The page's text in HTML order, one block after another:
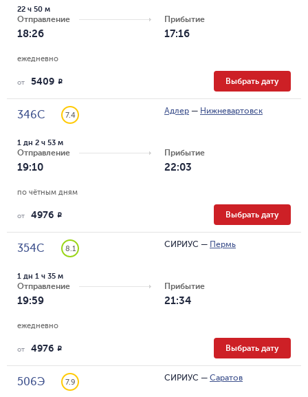
Отправление
18:26
22 ч 50 м
Прибытие
17:16
ежедневно
от 5409 R Выбрать дату
346С 7.4 Адлер — Нижневартовск
Отправление
19:10
1 дн 2 ч 53 м
Прибытие
22:03
по чётным дням
от 4976 R Выбрать дату
354С 8.1 СИРИУС — Пермь
Отправление
19:59
1 дн 1 ч 35 м
Прибытие
21:34
ежедневно
от 4976 R Выбрать дату
506Э 7.9 СИРИУС — Саратов